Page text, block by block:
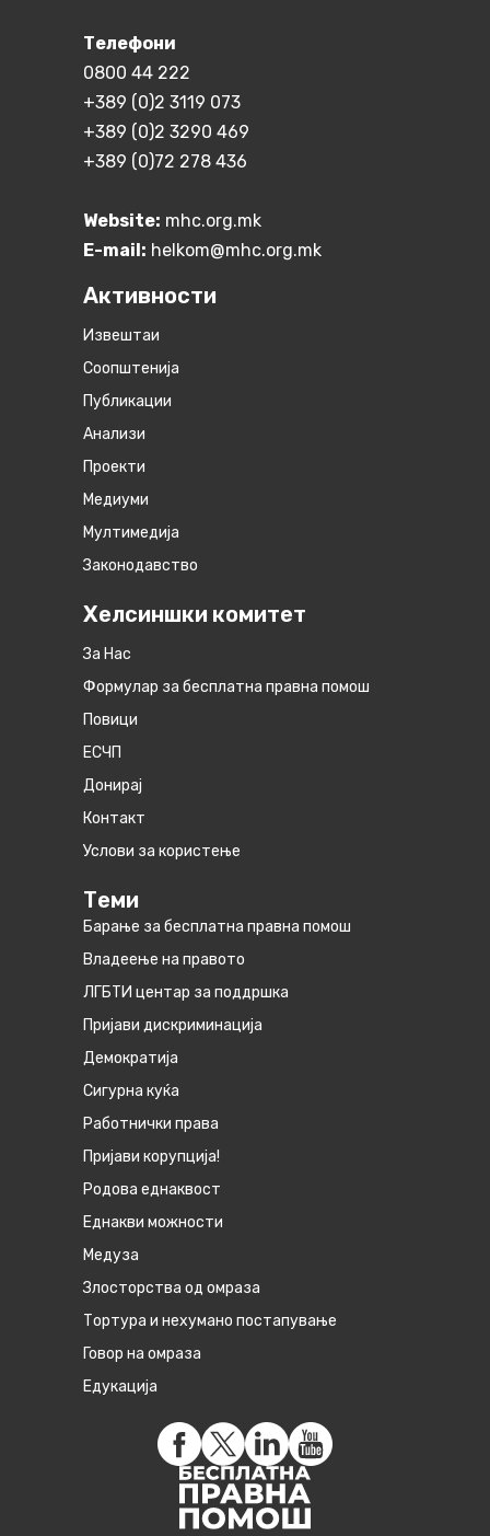
Телефони
0800 44 222
+389 (0)2 3119 073
+389 (0)2 3290 469
+389 (0)72 278 436
Website: mhc.org.mk
E-mail: helkom@mhc.org.mk
Активности
Извештаи
Соопштенија
Публикации
Анализи
Проекти
Медиуми
Мултимедија
Законодавство
Хелсиншки комитет
За Нас
Формулар за бесплатна правна помош
Повици
ЕСЧП
Донирај
Контакт
Услови за користење
Теми
Барање за бесплатна правна помош
Владеење на правото
ЛГБТИ центар за поддршка
Пријави дискриминација
Демократија
Сигурна куќа
Работнички права
Пријави корупција!
Родова еднаквост
Eднакви можности
Медуза
Злосторства од омраза
Тортура и нехумано постапување
Говор на омраза
Едукација